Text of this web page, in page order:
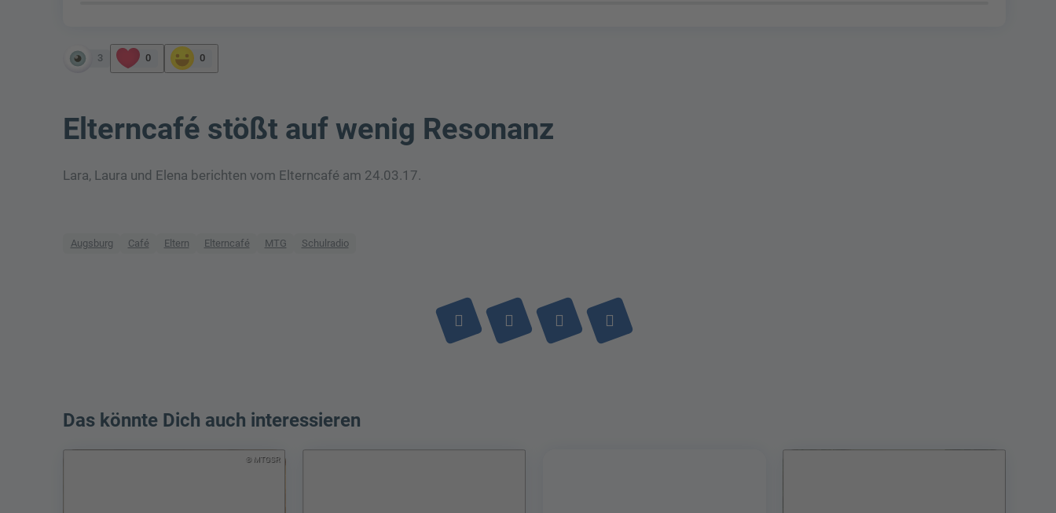
3 0 0
Elterncafé stößt auf wenig Resonanz
Lara, Laura und Elena berichten vom Elterncafé am 24.03.17.
Augsburg Café Eltern Elterncafé MTG Schulradio
Das könnte Dich auch interessieren
© MTGSR